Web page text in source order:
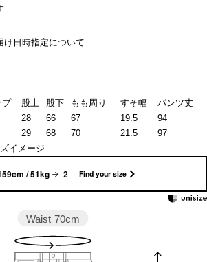
け日時指定について
プ 股上 股下 もも周り すそ幅
パンツ丈
28 66 67 19.5
94
29 68 70 21.5
97
イメージ
/ 51kg 2 Find your size
Waist 70cm